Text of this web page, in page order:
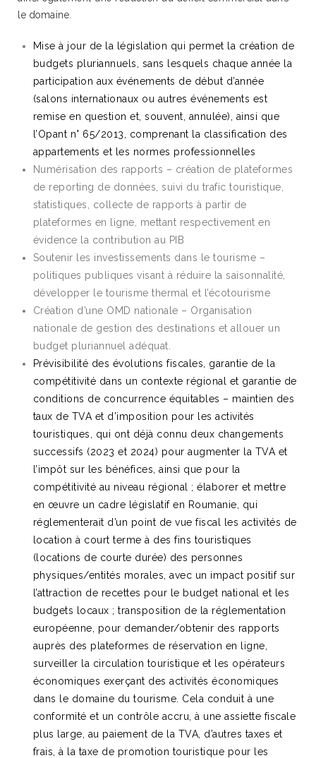
le domaine.
Mise à jour de la législation qui permet la création de
budgets pluriannuels, sans lesquels chaque année la
participation aux événements de début d’année
(salons internationaux ou autres événements est
remise en question et, souvent, annulée), ainsi que
l’Opant n° 65/2013, comprenant la classification des
appartements et les normes professionnelles
Numérisation des rapports – création de plateformes
de reporting de données, suivi du trafic touristique,
statistiques, collecte de rapports à partir de
plateformes en ligne, mettant respectivement en
évidence la contribution au PIB
Soutenir les investissements dans le tourisme –
politiques publiques visant à réduire la saisonnalité,
développer le tourisme thermal et l’écotourisme
Création d’une OMD nationale – Organisation
nationale de gestion des destinations et allouer un
budget pluriannuel adéquat.
Prévisibilité des évolutions fiscales, garantie de la
compétitivité dans un contexte régional et garantie de
conditions de concurrence équitables – maintien des
taux de TVA et d’imposition pour les activités
touristiques, qui ont déjà connu deux changements
successifs (2023 et 2024) pour augmenter la TVA et
l’impôt sur les bénéfices, ainsi que pour la
compétitivité au niveau régional ; élaborer et mettre
en œuvre un cadre législatif en Roumanie, qui
réglementerait d’un point de vue fiscal les activités de
location à court terme à des fins touristiques
(locations de courte durée) des personnes
physiques/entités morales, avec un impact positif sur
l’attraction de recettes pour le budget national et les
budgets locaux ; transposition de la réglementation
européenne, pour demander/obtenir des rapports
auprès des plateformes de réservation en ligne,
surveiller la circulation touristique et les opérateurs
économiques exerçant des activités économiques
dans le domaine du tourisme. Cela conduit à une
conformité et un contrôle accru, à une assiette fiscale
plus large, au paiement de la TVA, d’autres taxes et
frais, à la taxe de promotion touristique pour les